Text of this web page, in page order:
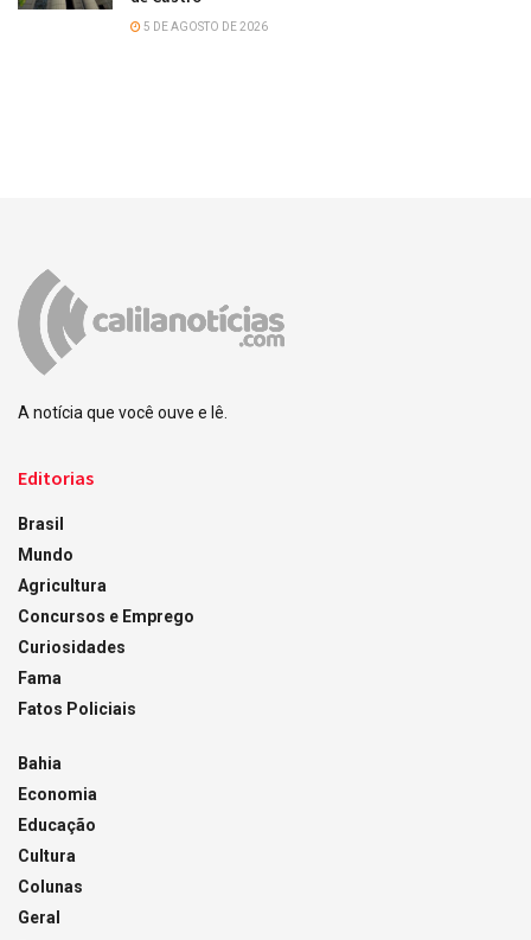
5 DE AGOSTO DE 2026
A notícia que você ouve e lê.
Editorias
Brasil
Mundo
Agricultura
Concursos e Emprego
Curiosidades
Fama
Fatos Policiais
Bahia
Economia
Educação
Cultura
Colunas
Geral